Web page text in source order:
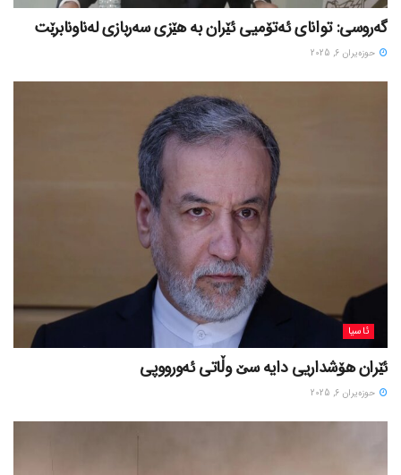
گەروسی: توانای ئەتۆمیی ئێران بە هێزی سەربازی لەناونابرێت
حوزه‌یران 6, 2025
ئاسیا
ئێران هۆشداریی دایە سێ وڵاتی ئەورووپی
حوزه‌یران 6, 2025